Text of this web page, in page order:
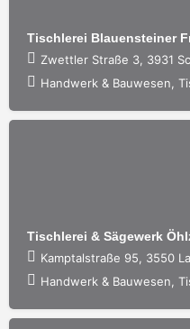
Tischlerei Blauensteiner
Zwettler Straße 3, 3931
Handwerk & Bauwesen,
Tischlerei & Sägewerk
Kamptalstraße 95, 3550
Handwerk & Bauwesen,